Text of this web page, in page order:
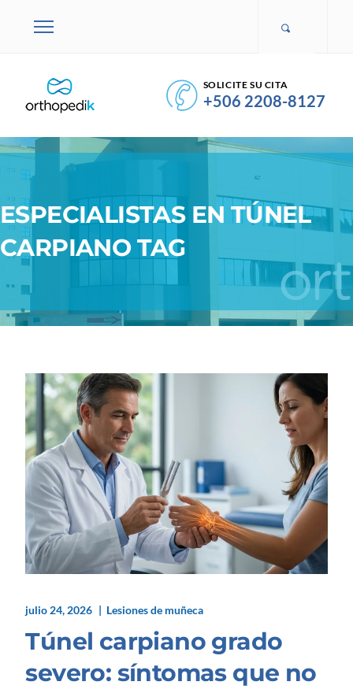
SOLICITE SU CITA
+506 2208-8127
ESPECIALISTAS EN TÚNEL
CARPIANO TAG
julio 24, 2026 Lesiones de muñeca
Túnel carpiano grado
severo: síntomas que no